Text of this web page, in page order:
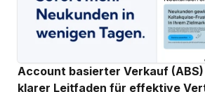
Account basierter Verkauf
klarer Leitfaden für effektive